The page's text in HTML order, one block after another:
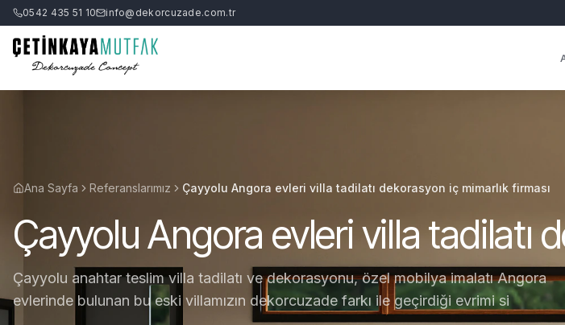
0542 435 51 10 info@dekorcuzade.com.tr
Ana Sayfa Referanslarımız Çayyolu Angora evleri villa tadilatı dekorasyon iç mimarlık firması
Çayyolu Angora evleri villa tadilatı
Çayyolu anahtar teslim villa tadilatı ve dekorasyonu, özel mobilya imalatı Angora
evlerinde bulunan bu eski villamızın dekorcuzade farkı ile geçirdiği evrimi si